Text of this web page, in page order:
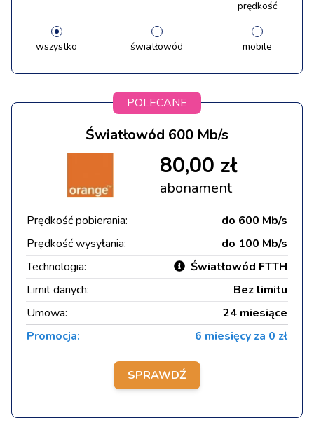
prędkość
wszystko światłowód mobile
POLECANE
Światłowód 600 Mb/s
80,00 zł
abonament
Prędkość pobierania:
do 600 Mb/s
Prędkość wysyłania:
do 100 Mb/s
Technologia:
Światłowód FTTH
Limit danych:
Bez limitu
Umowa:
24 miesiące
Promocja:
6 miesięcy za 0 zł
SPRAWDŹ